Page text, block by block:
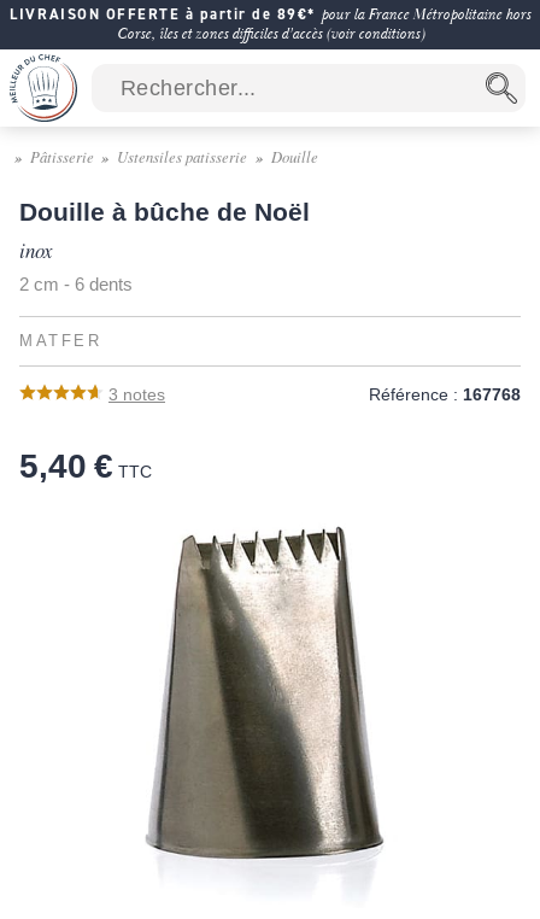
LIVRAISON OFFERTE à partir de 89€* pour la France Métropolitaine hors
Corse, îles et zones difficiles d'accès (voir conditions)
Pâtisserie Ustensiles patisserie Douille
Douille à bûche de Noël
inox
2 cm - 6 dents
MATFER
3 notes Référence : 167768
5,40 € TTC